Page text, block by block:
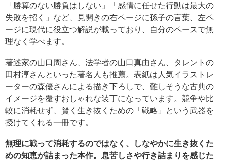
「勝算のない勝負はしない」「感情に任せた行動は最大の
失敗を招く」など、見開きの右ページに孫子の言葉、左ペ
ージに現代に役立つ解説が載っており、自分のペースで無
理なく学べます。
著述家の山口周さん、法学者の山口真由さん、タレントの
田村淳さんといった著名人も推薦。表紙は人気イラストレ
ーターの森優さんによる描き下ろしで、難しそうな古典の
イメージを覆すおしゃれな装丁になっています。競争や比
較に消耗せず、賢く生き抜くための「戦略」という武器を
授けてくれる一冊です。
無理に戦って消耗するのではなく、しなやかに生き抜くた
めの知恵が詰まった本作。息苦しさや行き詰まりを感じた